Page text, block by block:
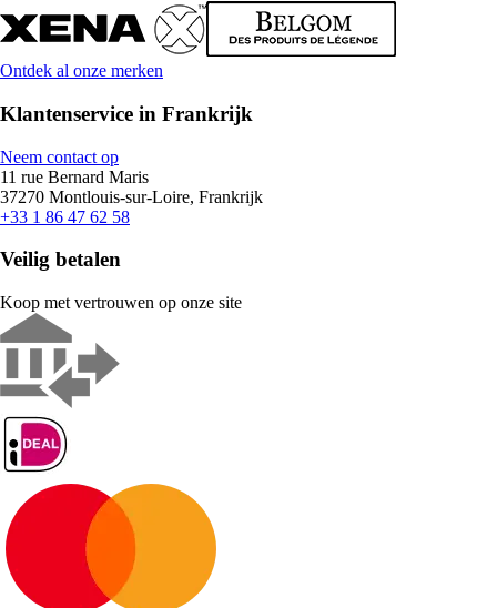
Ontdek al onze merken
Klantenservice in Frankrijk
Neem contact op
11 rue Bernard Maris
37270 Montlouis-sur-Loire, Frankrijk
+33 1 86 47 62 58
Veilig betalen
Koop met vertrouwen op onze site